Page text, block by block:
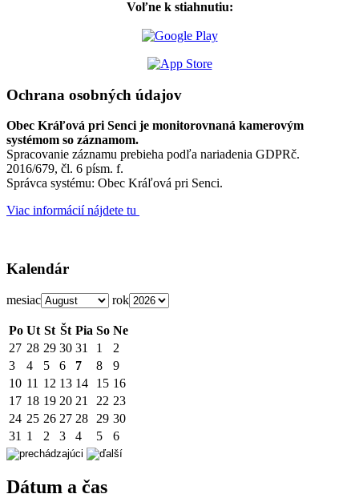
Voľne k stiahnutiu:
Ochrana osobných údajov
Obec Kráľová pri Senci je monitorovnaná kamerovým
systémom so záznamom.
Spracovanie záznamu prebieha podľa nariadenia GDPRč.
2016/679, čl. 6 písm. f.
Správca systému: Obec Kráľová pri Senci.
Viac informácií nájdete tu
Kalendár
mesiac rok
Po Ut St Št Pia So Ne
27 28 29 30 31 1
2
3
4 5 6 7 8
9
10 11 12 13 14 15 16
17 18 19 20 21 22 23
24 25 26 27 28 29 30
31 1 2 3 4 5 6
Dátum a čas